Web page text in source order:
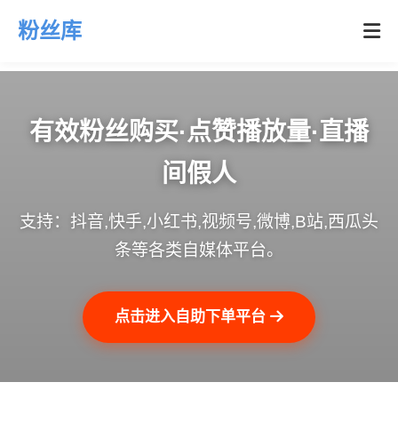
粉丝库
有效粉丝购买·点赞播放量·直播
间假人
支持：抖音,快手,小红书,视频号,微博,B站,西瓜头
条等各类自媒体平台。
点击进入自助下单平台